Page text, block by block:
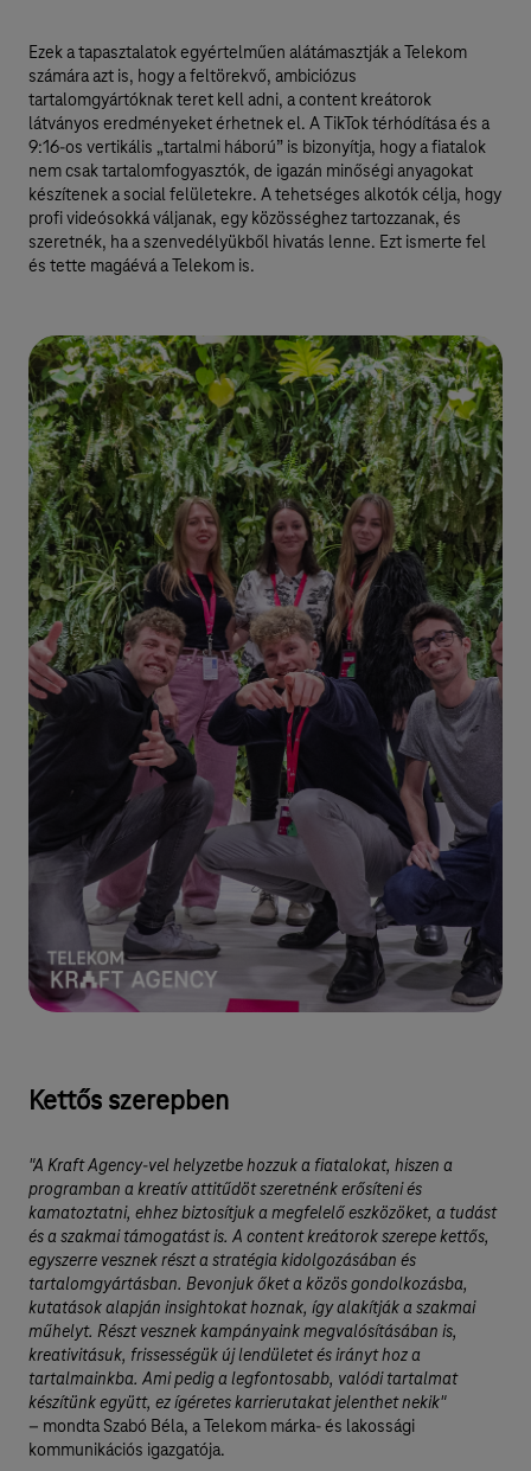
Ezek a tapasztalatok egyértelműen alátámasztják a Telekom
számára azt is, hogy a feltörekvő, ambiciózus
tartalomgyártóknak teret kell adni, a content kreátorok
látványos eredményeket érhetnek el. A TikTok térhódítása és a
9:16-os vertikális „tartalmi háború” is bizonyítja, hogy a fiatalok
nem csak tartalomfogyasztók, de igazán minőségi anyagokat
készítenek a social felületekre. A tehetséges alkotók célja, hogy
profi videósokká váljanak, egy közösséghez tartozzanak, és
szeretnék, ha a szenvedélyükből hivatás lenne. Ezt ismerte fel
és tette magáévá a Telekom is.
Kettős szerepben
"A Kraft Agency-vel helyzetbe hozzuk a fiatalokat, hiszen a
programban a kreatív attitűdöt szeretnénk erősíteni és
kamatoztatni, ehhez biztosítjuk a megfelelő eszközöket, a tudást
és a szakmai támogatást is. A content kreátorok szerepe kettős,
egyszerre vesznek részt a stratégia kidolgozásában és
tartalomgyártásban. Bevonjuk őket a közös gondolkozásba,
kutatások alapján insightokat hoznak, így alakítják a szakmai
műhelyt. Részt vesznek kampányaink megvalósításában is,
kreativitásuk, frissességük új lendületet és irányt hoz a
tartalmainkba. Ami pedig a legfontosabb, valódi tartalmat
készítünk együtt, ez ígéretes karrierutakat jelenthet nekik"
– mondta Szabó Béla, a Telekom márka- és lakossági
kommunikációs igazgatója.